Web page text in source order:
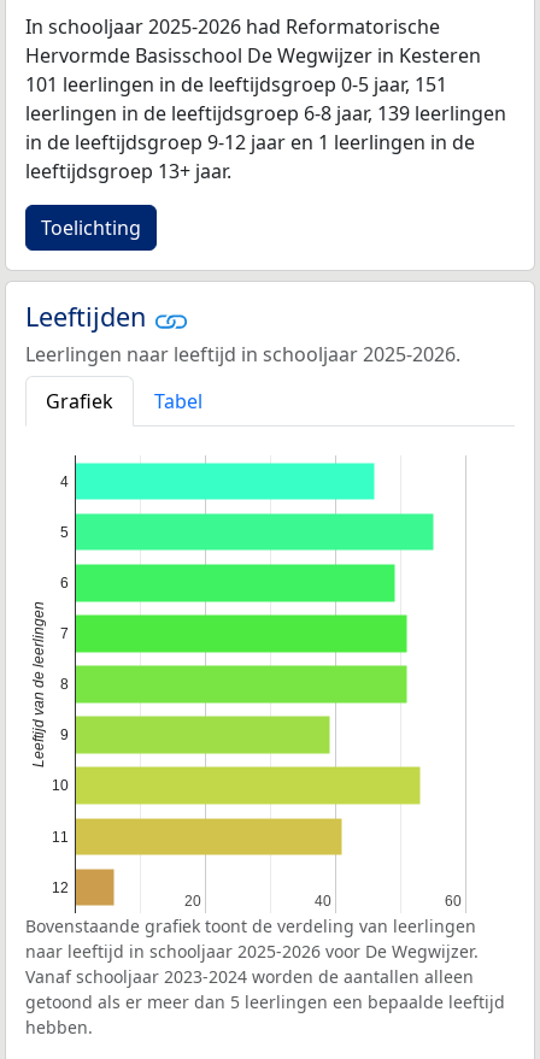
In schooljaar 2025-2026 had Reformatorische
Hervormde Basisschool De Wegwijzer in Kesteren
101 leerlingen in de leeftijdsgroep 0-5 jaar, 151
leerlingen in de leeftijdsgroep 6-8 jaar, 139 leerlingen
in de leeftijdsgroep 9-12 jaar en 1 leerlingen in de
leeftijdsgroep 13+ jaar.
Toelichting
Leeftijden
Leerlingen naar leeftijd in schooljaar 2025-2026.
Grafiek
Tabel
20
20 40
40 60
60
4
5
6
7
8
9
10
11
12
Leeftijd van de leerlingen
Bovenstaande grafiek toont de verdeling van leerlingen
naar leeftijd in schooljaar 2025-2026 voor De Wegwijzer.
Vanaf schooljaar 2023-2024 worden de aantallen alleen
getoond als er meer dan 5 leerlingen een bepaalde leeftijd
hebben.